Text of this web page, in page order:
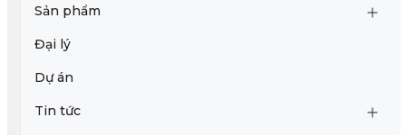
Sản phẩm
Đại lý
Dự án
Tin tức